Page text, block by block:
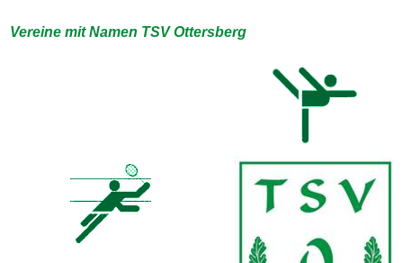
Vereine mit Namen TSV Ottersberg